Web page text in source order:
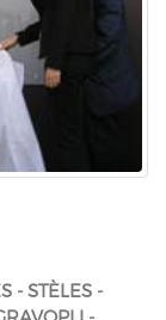
- STÈLES -